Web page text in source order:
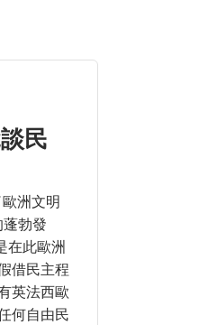
民
洲文明
勃發
在此歐洲
借民主程
英法西歐
何自由民